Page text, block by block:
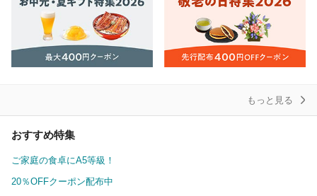
もっと見る
おすすめ特集
ご家庭の食卓にA5等級！
20％OFFクーポン配布中